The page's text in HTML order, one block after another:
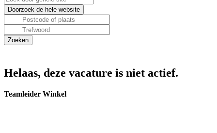
Helaas, deze vacature is niet actief.
Teamleider Winkel